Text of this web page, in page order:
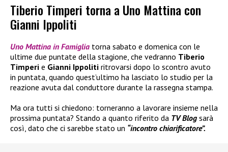
Tiberio Timperi torna a Uno Mattina con
Gianni Ippoliti
Uno Mattina in Famiglia torna sabato e domenica con le
ultime due puntate della stagione, che vedranno Tiberio
Timperi e Gianni Ippoliti ritrovarsi dopo lo scontro avuto
in puntata, quando quest’ultimo ha lasciato lo studio per la
reazione avuta dal conduttore durante la rassegna stampa.
Ma ora tutti si chiedono: torneranno a lavorare insieme nella
prossima puntata? Stando a quanto riferito da TV Blog sarà
così, dato che ci sarebbe stato un “incontro chiarificatore”.